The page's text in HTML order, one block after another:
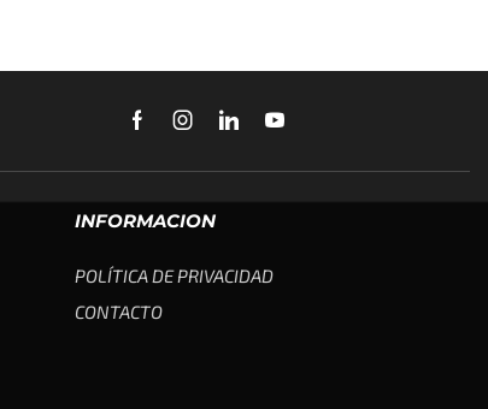
INFORMACION
POLÍTICA DE PRIVACIDAD
CONTACTO